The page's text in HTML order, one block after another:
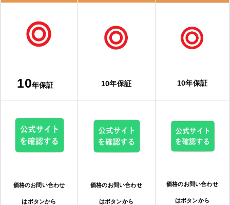
10年保証 10年保証 10年保証
価格のお問い合わせ
はボタンから
価格のお問い合わせ
はボタンから
価格のお問い合わせ
はボタンから